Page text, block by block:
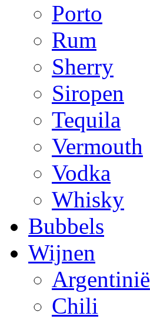
Porto
Rum
Sherry
Siropen
Tequila
Vermouth
Vodka
Whisky
Bubbels
Wijnen
Argentinië
Chili